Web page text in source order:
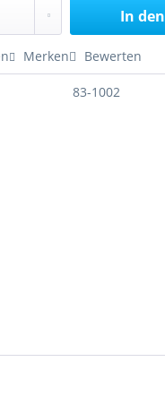
In den
Merken Bewerten
83-1002